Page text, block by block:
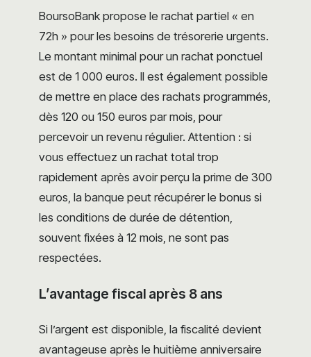
BoursoBank propose le rachat partiel « en
72h » pour les besoins de trésorerie urgents.
Le montant minimal pour un rachat ponctuel
est de 1 000 euros. Il est également possible
de mettre en place des rachats programmés,
dès 120 ou 150 euros par mois, pour
percevoir un revenu régulier. Attention : si
vous effectuez un rachat total trop
rapidement après avoir perçu la prime de 300
euros, la banque peut récupérer le bonus si
les conditions de durée de détention,
souvent fixées à 12 mois, ne sont pas
respectées.
L’avantage fiscal après 8 ans
Si l’argent est disponible, la fiscalité devient
avantageuse après le huitième anniversaire